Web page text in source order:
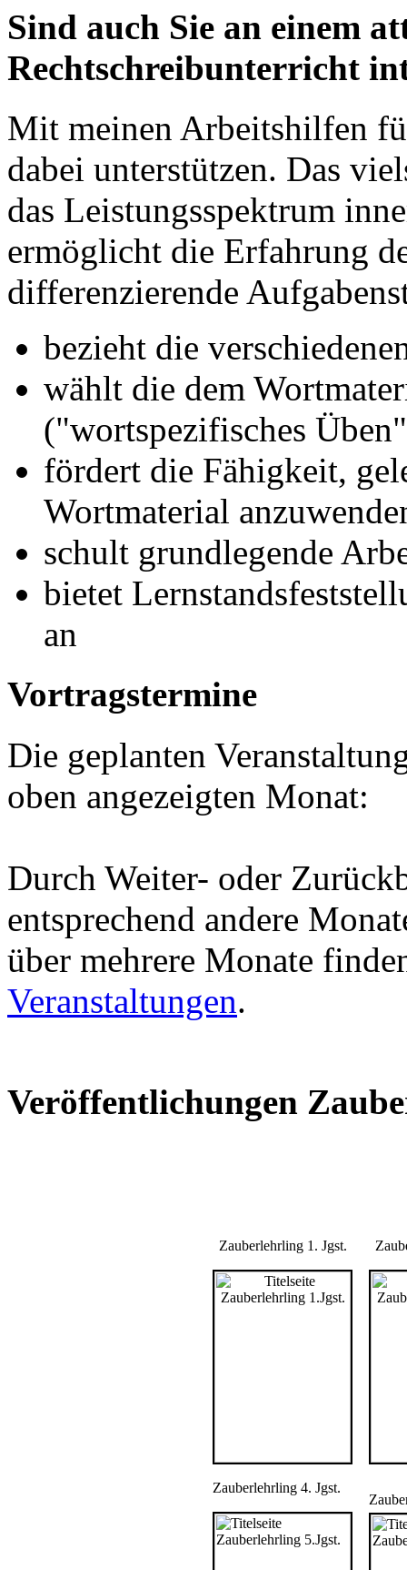
Sind auch Sie an einem
Rechtschreibunterricht
Mit meinen Arbeitshilfen
dabei unterstützen. Das
das Leistungsspektrum
ermöglicht die Erfahrung
differenzierende
bezieht die
wählt die dem
("wortspezifisches
fördert die Fähigkeit,
Wortmaterial
schult grundlegende
bietet
an
Vortragstermine
Die geplanten
oben angezeigten Monat:
Durch Weiter- oder
entsprechend andere
über mehrere Monate
Veranstaltungen.
Veröffentlichungen
Zauberlehrling 1. Jgst.
Zauberlehrling 4. Jgst.